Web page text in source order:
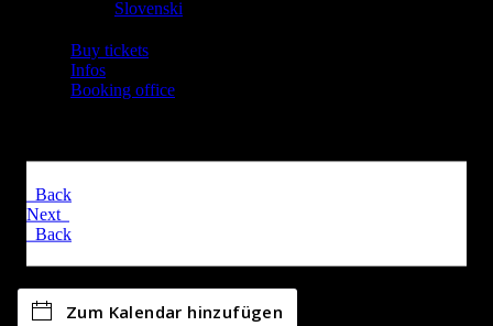
Zum Kalendar hinzufügen